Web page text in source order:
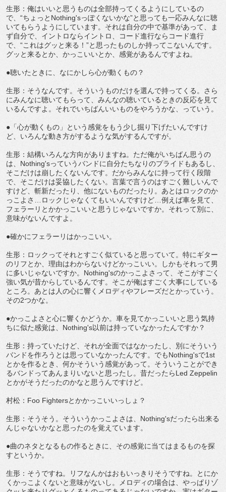
生形：俺はいいと思うものは全部持ってくるようにしているの
で、“ちょっとNothing'sっぽくないかな”と思っても一応みんなに聴
いてもらうようにしています。それは自分の中で基準があって、ま
ず自分で、イントロならイントロ、コード進行ならコード進行
で、“これはグッと来る！”と思ったものしか持ってこないんです。
グッと来るとか、かっこいいとか、感覚があるんですよね。
●聴いたときに、なにかしら心が動くもの？
生形：そうなんです。そういうものだけを選んで持ってくる。さら
にみんなに聴いてもらって、みんなの聴いているときの反応を見て
いるんですよ。それでいちばんいいものをやろうかな、っていう。
●「心が動くもの」という感覚をもう少し掘り下げたいんですけ
ど、いろんな動き方がするような気がするんですが。
生形：結構いろんな方向がありますね。ただ俺がいちばん思うの
は、Nothing'sっていうバンドに自分たちなりのプライドもあるし、
そこだけは崩したくないんです。だからみんなに持って行く段階
で、そこだけは妥協したくない。言葉で言うのはすごく難しいんで
すけど、斬新だったり、他にないものだったり。あとはロックのか
っこよさ…ロックじゃなくてもいいんですけど…例えば車を見て、
フェラーリとかかっこいいと思うじゃないですか。それって別に、
意味がないんですよ。
●確かにフェラーリはかっこいい。
生形：ロックってそれとすごく似ていると思っていて。特にギター
のリフとか、理由はわからないけどかっこいい。しかもそれって男
に多いじゃないですか。Nothing'sのかっこよさって、そこがすごく
強い気が昔からしているんです。そこが俺はすごく大事にしている
ところ。あとは人の心に響くメロディやフレーズだとかっていう。
その2つかな。
●かっこよさと心に響くかどうか。車を見てかっこいいと思う気持
ちに似た感覚は、Nothing's以前は持っていなかったんですか？
生形：持っていたけど、それが全面ではなかったし、別にそういう
バンドを作ろうとは思っていなかったんです。でもNothing'sで1st
とかを作るとき、何かそういう感覚があって。そういうことができ
るバンドってあんまりいないと思ったし。昔だったらLed Zeppelin
とかがそうだったのかなと思うんですけど。
村松：Foo Fightersとかかっこいいっしょ？
生形：そうそう。そういうかっこよさは、Nothing'sだったら出来る
んじゃないかなと思ったのを覚えています。
●曲のネタとなるもの作るときに、その感覚に当てはまるものを探
すというか。
生形：そうですね。リフなんかはおもいっきりそうですね。とにか
くかっこよくないと意味がないし。メロディの場合は、やっぱりゾ